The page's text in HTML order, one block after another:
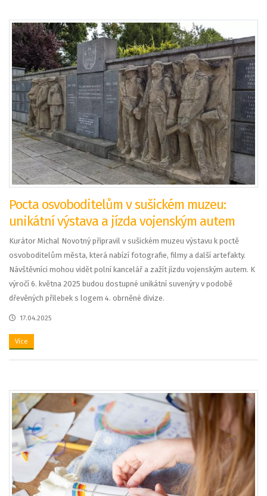
Pocta osvoboditelům v sušickém muzeu:
unikátní výstava a jízda vojenským autem
Kurátor Michal Novotný připravil v sušickém muzeu výstavu k poctě
osvoboditelům města, která nabízí fotografie, filmy a další artefakty.
Návštěvníci mohou vidět polní kancelář a zažít jízdu vojenským autem. K
výročí 6. května 2025 budou dostupné unikátní suvenýry v podobě
dřevěných přilebek s logem 4. obrněné divize.
17.04.2025
Více